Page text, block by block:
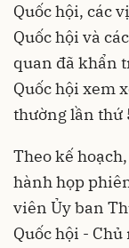
Quốc hội, các
Quốc hội và
quan đã khẩn
Quốc hội xem
thường lần thứ
Theo kế
hành họp
viên Ủy ban
Quốc hội -